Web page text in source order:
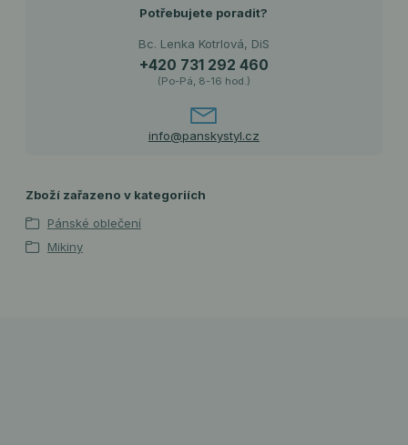
Potřebujete poradit?
Bc. Lenka Kotrlová, DiS
+420 731 292 460
(Po-Pá, 8-16 hod.)
info@panskystyl.cz
Zboží zařazeno v kategoriích
Pánské oblečení
Mikiny